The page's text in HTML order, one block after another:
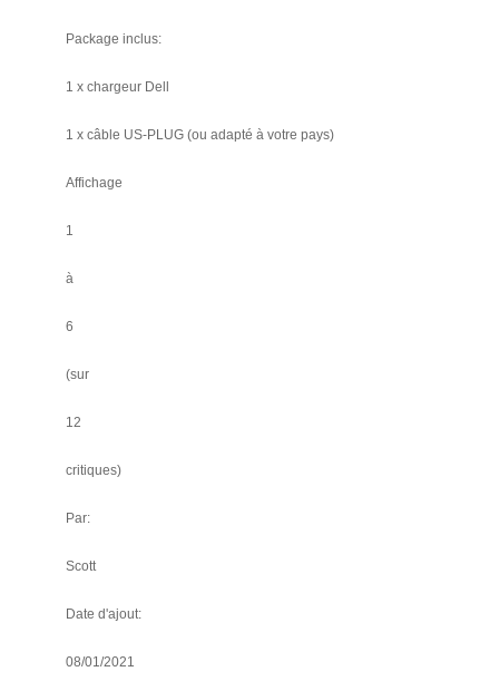
Package inclus:
1 x chargeur Dell
1 x câble US-PLUG (ou adapté à votre pays)
Affichage
1
à
6
(sur
12
critiques)
Par:
Scott
Date d'ajout:
08/01/2021